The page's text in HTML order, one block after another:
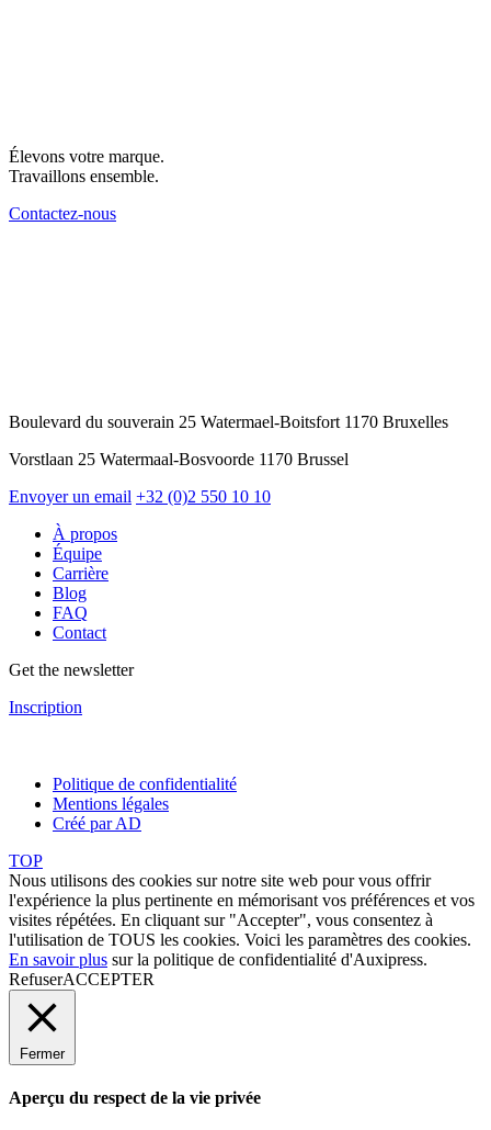
Élevons votre marque.
Travaillons ensemble.
Contactez-nous
Boulevard du souverain 25 Watermael-Boitsfort 1170 Bruxelles
Vorstlaan 25 Watermaal-Bosvoorde 1170 Brussel
Envoyer un email +32 (0)2 550 10 10
À propos
Équipe
Carrière
Blog
FAQ
Contact
Get the newsletter
Inscription
Politique de confidentialité
Mentions légales
Créé par AD
TOP
Nous utilisons des cookies sur notre site web pour vous offrir
l'expérience la plus pertinente en mémorisant vos préférences et vos
visites répétées. En cliquant sur "Accepter", vous consentez à
l'utilisation de TOUS les cookies. Voici les paramètres des cookies.
En savoir plus sur la politique de confidentialité d'Auxipress.
RefuserACCEPTER
Fermer
Aperçu du respect de la vie privée